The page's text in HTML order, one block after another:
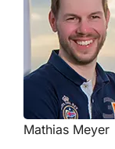
Mathias Meyer